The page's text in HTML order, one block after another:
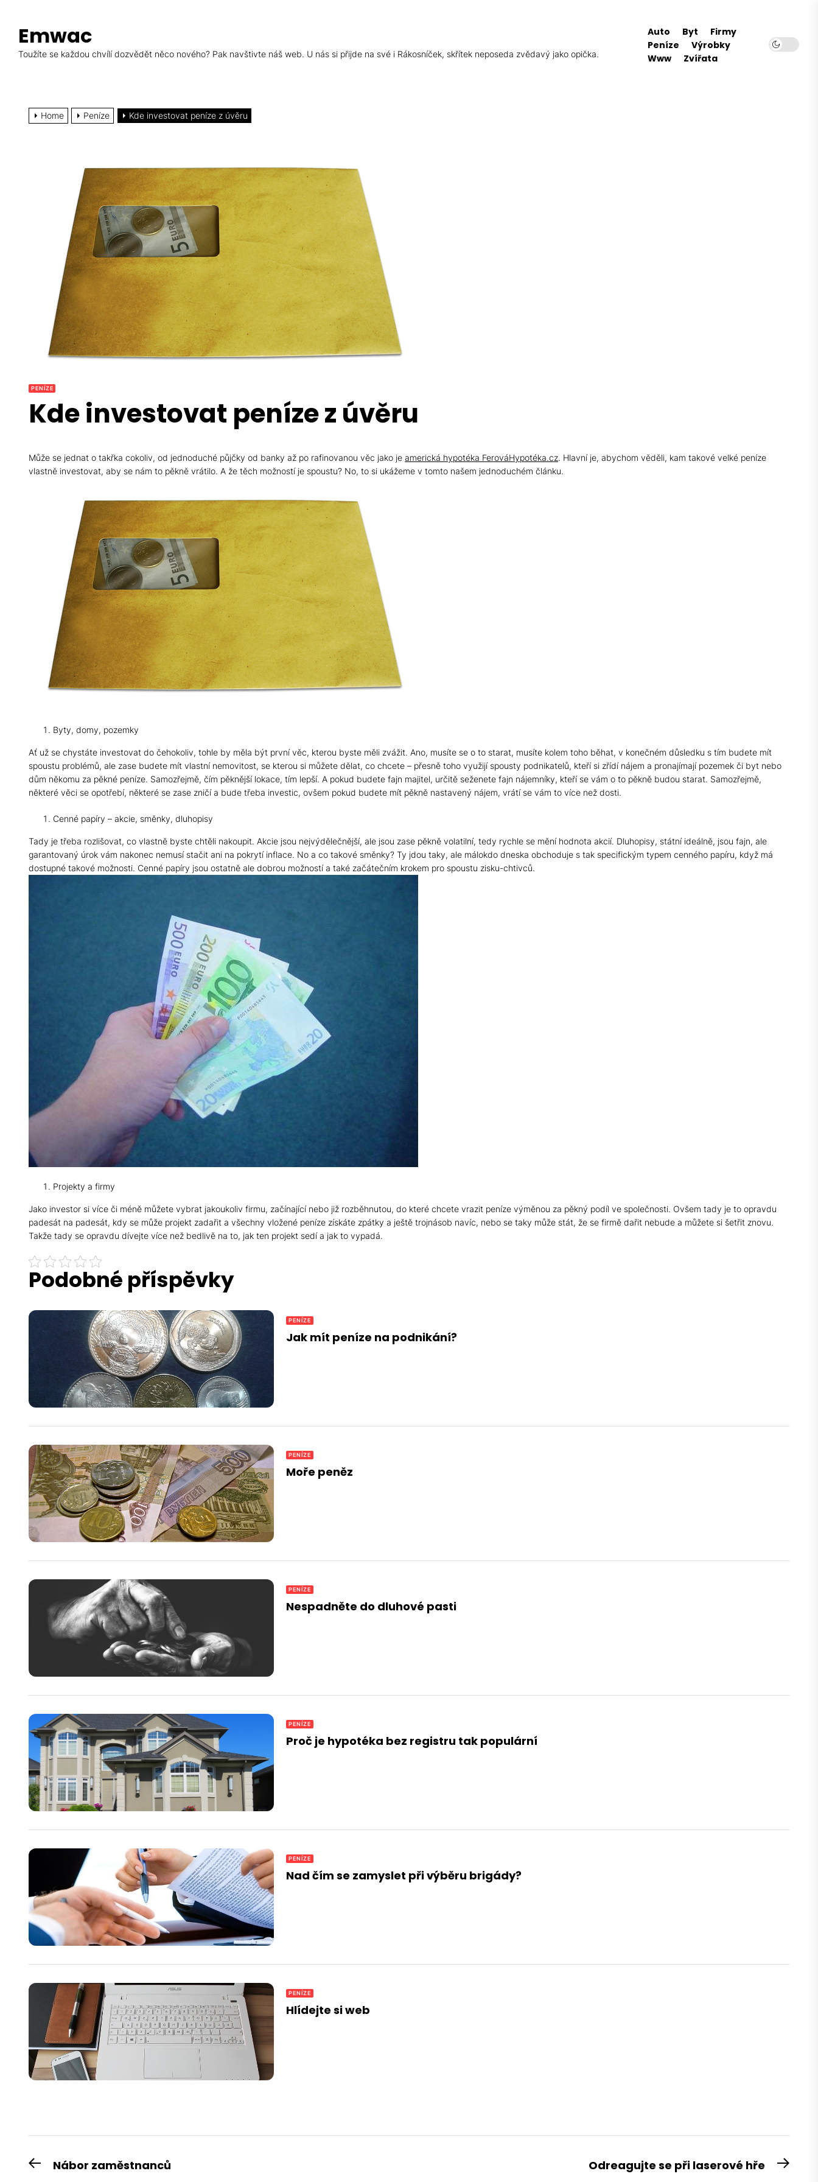
content
Emwac
Toužíte se každou chvílí dozvědět něco nového? Pak navštivte náš web. U nás si přijde na své i Rákosníček, skřítek neposeda zvědavý jako opička.
Auto Byt
Firmy
Peníze
Výrobky
Www
Zvířata
Home Peníze Kde investovat peníze z úvěru
PENÍZE
Kde investovat peníze z úvěru
Může se jednat o takřka cokoliv, od jednoduché půjčky od banky až po rafinovanou věc jako je americká hypotéka FerováHypotéka.cz. Hlavní je, abychom věděli, kam takové velké peníze
vlastně investovat, aby se nám to pěkně vrátilo. A že těch možností je spoustu? No, to si ukážeme v tomto našem jednoduchém článku.
Byty, domy, pozemky
Ať už se chystáte investovat do čehokoliv, tohle by měla být první věc, kterou byste měli zvážit. Ano, musíte se o to starat, musíte kolem toho běhat, v konečném důsledku s tím budete mít
spoustu problémů, ale zase budete mít vlastní nemovitost, se kterou si můžete dělat, co chcete – přesně toho využijí spousty podnikatelů, kteří si zřídí nájem a pronajímají pozemek či byt nebo
dům někomu za pěkné peníze. Samozřejmě, čím pěknější lokace, tím lepší. A pokud budete fajn majitel, určitě seženete fajn nájemníky, kteří se vám o to pěkně budou starat. Samozřejmě,
některé věci se opotřebí, některé se zase zničí a bude třeba investic, ovšem pokud budete mít pěkně nastavený nájem, vrátí se vám to více než dosti.
Cenné papíry – akcie, směnky, dluhopisy
Tady je třeba rozlišovat, co vlastně byste chtěli nakoupit. Akcie jsou nejvýdělečnější, ale jsou zase pěkně volatilní, tedy rychle se mění hodnota akcií. Dluhopisy, státní ideálně, jsou fajn, ale
garantovaný úrok vám nakonec nemusí stačit ani na pokrytí inflace. No a co takové směnky? Ty jdou taky, ale málokdo dneska obchoduje s tak specifickým typem cenného papíru, když má
dostupné takové možnosti. Cenné papíry jsou ostatně ale dobrou možností a také začátečním krokem pro spoustu zisku-chtivců.
Projekty a firmy
Jako investor si více či méně můžete vybrat jakoukoliv firmu, začínající nebo již rozběhnutou, do které chcete vrazit peníze výměnou za pěkný podíl ve společnosti. Ovšem tady je to opravdu
padesát na padesát, kdy se může projekt zadařit a všechny vložené peníze získáte zpátky a ještě trojnásob navíc, nebo se taky může stát, že se firmě dařit nebude a můžete si šetřit znovu.
Takže tady se opravdu dívejte více než bedlivě na to, jak ten projekt sedí a jak to vypadá.
Podobné příspěvky
PENÍZE
Jak mít peníze na podnikání?
PENÍZE
Moře peněz
PENÍZE
Nespadněte do dluhové pasti
PENÍZE
Proč je hypotéka bez registru tak populární
PENÍZE
Nad čím se zamyslet při výběru brigády?
PENÍZE
Hlídejte si web
Navigace
PreviousNábor zaměstnanců
Next
Odreagujte se při laserové hře